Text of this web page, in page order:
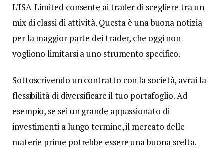
L'ISA-Limited consente ai trader di scegliere tra un
mix di classi di attività. Questa è una buona notizia
per la maggior parte dei trader, che oggi non
vogliono limitarsi a uno strumento specifico.
Sottoscrivendo un contratto con la società, avrai la
flessibilità di diversificare il tuo portafoglio. Ad
esempio, se sei un grande appassionato di
investimenti a lungo termine, il mercato delle
materie prime potrebbe essere una buona scelta.